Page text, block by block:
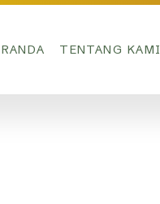
TENTANG KAMI